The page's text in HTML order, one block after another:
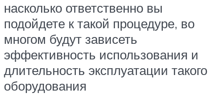
насколько ответственно вы
подойдете к такой процедуре, во
многом будут зависеть
эффективность использования и
длительность эксплуатации такого
оборудования